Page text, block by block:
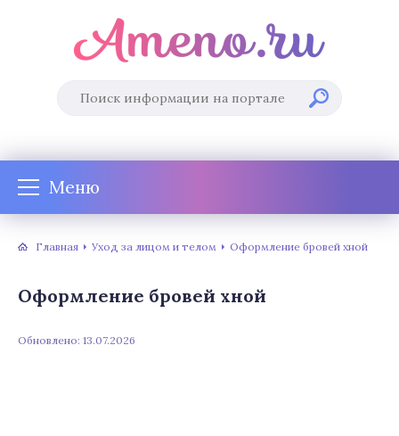
Меню
Главная Уход за лицом и телом Оформление бровей хной
Оформление бровей хной
Обновлено: 13.07.2026